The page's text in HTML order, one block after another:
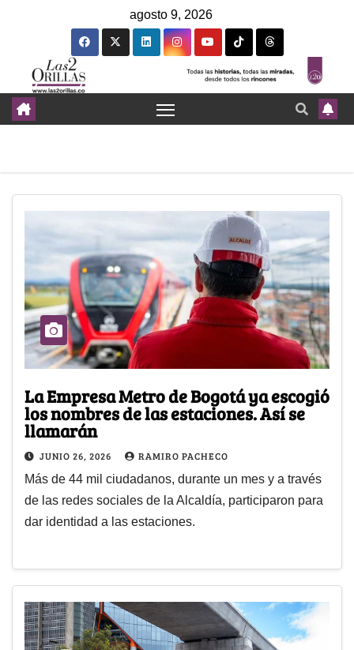
agosto 9, 2026
La Empresa Metro de Bogotá ya escogió
los nombres de las estaciones. Así se
llamarán
JUNIO 26, 2026 RAMIRO PACHECO
Más de 44 mil ciudadanos, durante un mes y a través
de las redes sociales de la Alcaldía, participaron para
dar identidad a las estaciones.